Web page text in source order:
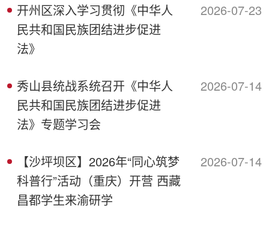
开州区深入学习贯彻《中华人
民共和国民族团结进步促进
法》
2026-07-23
秀山县统战系统召开《中华人
民共和国民族团结进步促进
法》专题学习会
2026-07-14
【沙坪坝区】2026年“同心筑梦
科普行”活动（重庆）开营 西藏
昌都学生来渝研学
2026-07-14